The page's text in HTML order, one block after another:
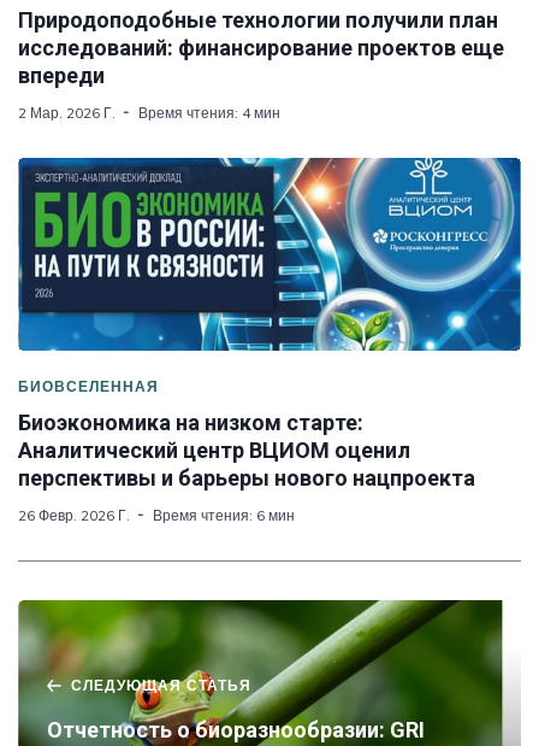
Природоподобные технологии получили план
исследований: финансирование проектов еще
впереди
2 Мар. 2026 Г. Время чтения: 4 мин
БИОВСЕЛЕННАЯ
Биоэкономика на низком старте:
Аналитический центр ВЦИОМ оценил
перспективы и барьеры нового нацпроекта
26 Февр. 2026 Г. Время чтения: 6 мин
СЛЕДУЮЩАЯ СТАТЬЯ
Отчетность о биоразнообразии: GRI